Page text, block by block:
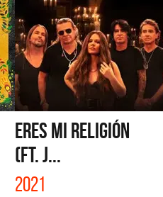
ERES MI RELIGIÓN
(FT. J...
2021